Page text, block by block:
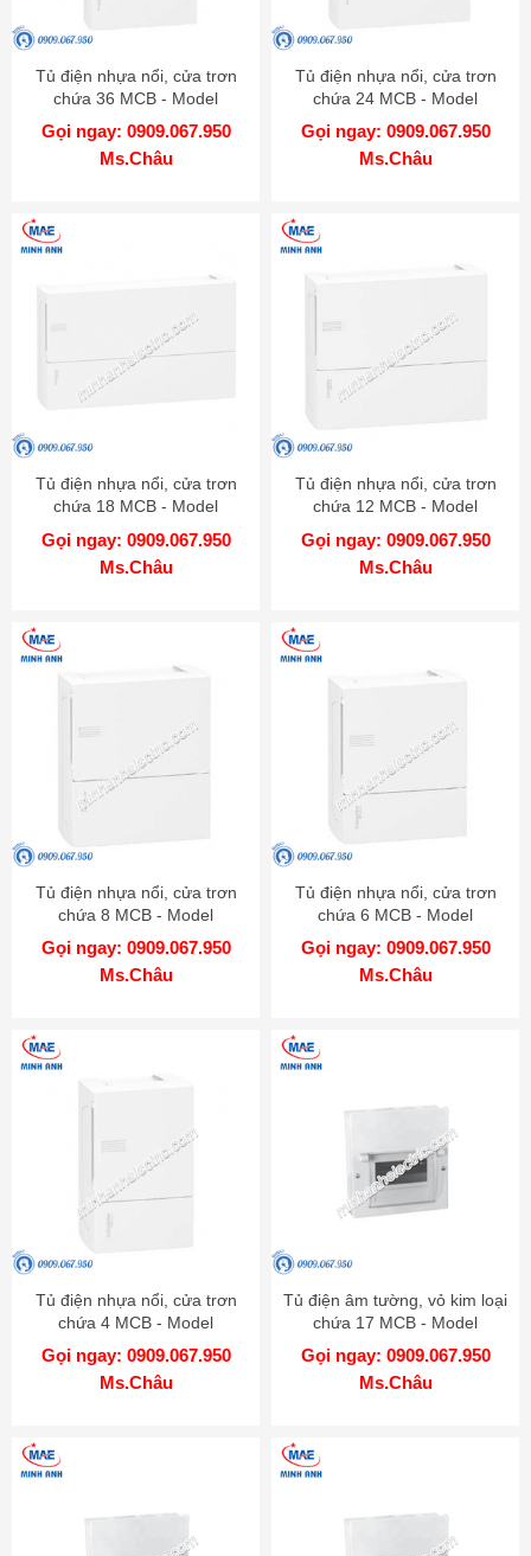
Tủ điện nhựa nổi, cửa trơn
chứa 36 MCB - Model
MIP12312
Gọi ngay: 0909.067.950
Ms.Châu
Tủ điện nhựa nổi, cửa trơn
chứa 24 MCB - Model
MIP12212
Gọi ngay: 0909.067.950
Ms.Châu
Tủ điện nhựa nổi, cửa trơn
chứa 18 MCB - Model
MIP12118
Gọi ngay: 0909.067.950
Ms.Châu
Tủ điện nhựa nổi, cửa trơn
chứa 12 MCB - Model
MIP12112
Gọi ngay: 0909.067.950
Ms.Châu
Tủ điện nhựa nổi, cửa trơn
chứa 8 MCB - Model
MIP12108
Gọi ngay: 0909.067.950
Ms.Châu
Tủ điện nhựa nổi, cửa trơn
chứa 6 MCB - Model
MIP12106
Gọi ngay: 0909.067.950
Ms.Châu
Tủ điện nhựa nổi, cửa trơn
chứa 4 MCB - Model
MIP12104
Gọi ngay: 0909.067.950
Ms.Châu
Tủ điện âm tường, vỏ kim loại
chứa 17 MCB - Model
EMC17PL
Gọi ngay: 0909.067.950
Ms.Châu